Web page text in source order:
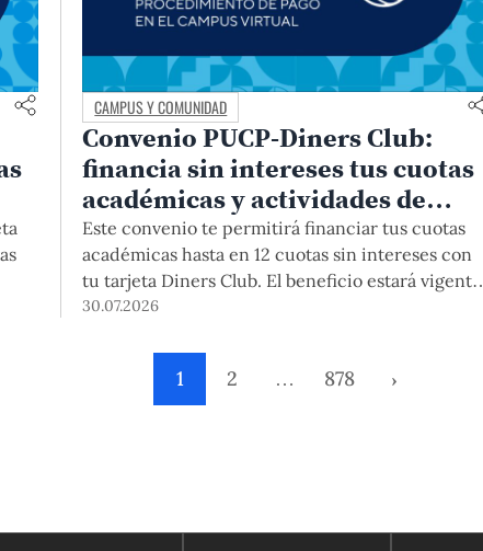
CAMPUS Y COMUNIDAD
Convenio PUCP-Diners Club:
financia sin intereses tus cuotas
académicas y actividades de
educación continua
Este convenio te permitirá financiar tus cuotas
académicas hasta en 12 cuotas sin intereses con
tu tarjeta Diners Club. El beneficio estará vigente
hasta el 31 de diciembre del 2026 para pregrado y
anteriores, trámites académicos, diplomaturas,
programas, cursos o talleres de educación
continua que se pagan con tarjeta de crédito
30.07.2026
1 2 … 878 ›